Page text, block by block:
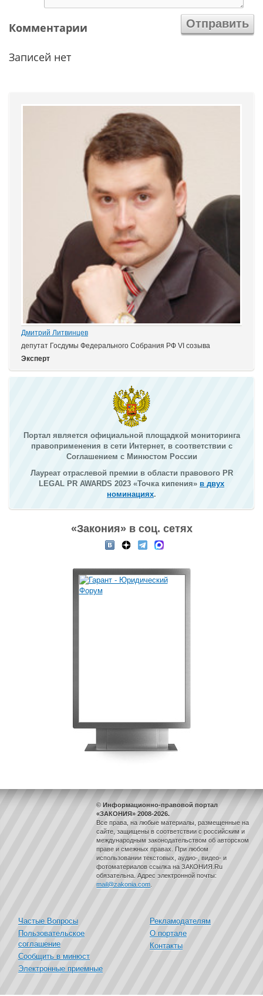
Комментарии
Записей нет
Дмитрий Литвинцев
депутат Госдумы Федерального Собрания РФ VI созыва
Эксперт
Портал является официальной площадкой мониторинга
правоприменения в сети Интернет, в соответствии с
Соглашением с Минюстом России
Лауреат отраслевой премии в области правового PR
LEGAL PR AWARDS 2023 «Точка кипения» в двух
номинациях.
«Закония» в соц. сетях
© Информационно-правовой портал
«ЗАКОНИЯ» 2008-2026.
Все права, на любые материалы, размещенные на
сайте, защищены в соответствии с российским и
международным законодательством об авторском
праве и смежных правах. При любом
использовании текстовых, аудио-, видео- и
фотоматериалов ссылка на ЗАКОНИЯ.Ru
обязательна. Адрес электронной почты:
mail@zakonia.com
Частые Вопросы
Пользовательское
соглашение
Сообщить в минюст
Электронные приемные
Рекламодателям
О портале
Контакты